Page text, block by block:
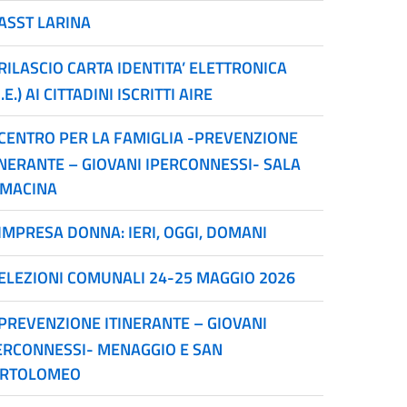
LARINA
CARTA IDENTITA’ ELETTRONICA
AI CITTADINI ISCRITTI AIRE
PER LA FAMIGLIA -PREVENZIONE
– GIOVANI IPERCONNESSI- SALA
DONNA: IERI, OGGI, DOMANI
COMUNALI 24-25 MAGGIO 2026
ITINERANTE – GIOVANI
MENAGGIO E SAN